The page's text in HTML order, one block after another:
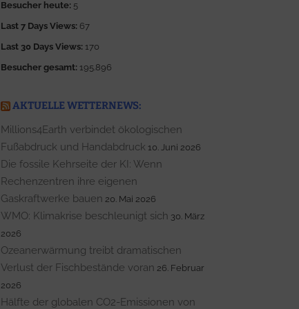
Besucher heute: 5
Last 7 Days Views: 67
Last 30 Days Views: 170
Besucher gesamt: 195.896
AKTUELLE WETTERNEWS:
Millions4Earth verbindet ökologischen
Fußabdruck und Handabdruck 10. Juni 2026
Die fossile Kehrseite der KI: Wenn
Rechenzentren ihre eigenen
Gaskraftwerke bauen 20. Mai 2026
WMO: Klimakrise beschleunigt sich 30. März
2026
Ozeanerwärmung treibt dramatischen
Verlust der Fischbestände voran 26. Februar
2026
Hälfte der globalen CO2-Emissionen von